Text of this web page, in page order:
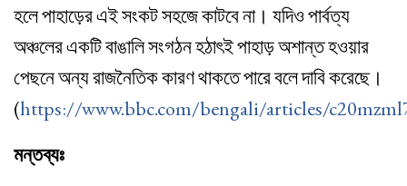
হলে পাহাড়ের এই সংকট সহজে কাটবে না। যদিও পার্বত্য
অঞ্চলের একটি বাঙালি সংগঠন হঠাৎই পাহাড় অশান্ত হওয়ার
পেছনে অন্য রাজনৈতিক কারণ থাকতে পারে বলে দাবি করেছে।
(https://www.bbc.com/bengali/articles/
মন্তব্যঃ